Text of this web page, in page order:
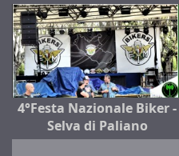
4°Festa Nazionale Biker -
Selva di Paliano